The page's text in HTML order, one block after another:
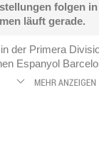
folgen
läuft gerade.
der Primera
Espanyol